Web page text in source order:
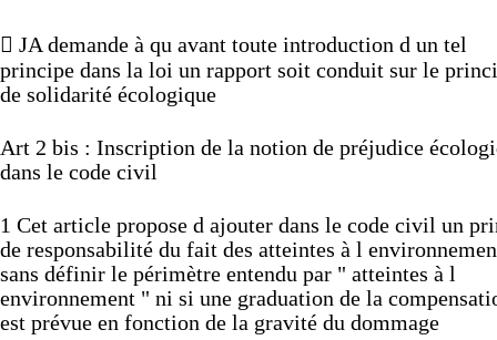
 JA demande à qu avant toute introduction d un tel
principe dans la loi un rapport soit conduit sur le
de solidarité écologique
Art 2 bis : Inscription de la notion de préjudice
dans le code civil
1 Cet article propose d ajouter dans le code civil un
de responsabilité du fait des atteintes à l
sans définir le périmètre entendu par " atteintes à l
environnement " ni si une graduation de la
est prévue en fonction de la gravité du dommage